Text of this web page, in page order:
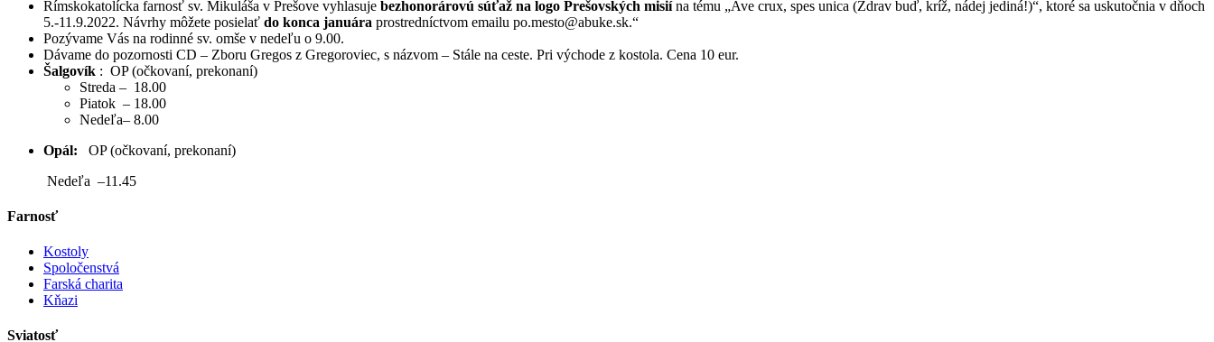
Rímskokatolícka farnosť sv. Mikuláša v Prešove vyhlasuje bezhonorárovú súťaž na logo Prešovských misiína tému „Ave crux, spes unica (Zdrav buď, kríž, nádej jediná!)“, ktoré sa uskutočnia v dňoch
5.-11.9.2022. Návrhy môžete posielať do konca januára prostredníctvom emailu po.mesto@abuke.sk.“
Pozývame Vás na rodinné sv. omše v nedeľu o 9.00.
Dávame do pozornosti CD – Zboru Gregos z Gregoroviec, s názvom – Stále na ceste. Pri východe z kostola. Cena 10 eur.
Šalgovík : OP (očkovaní, prekonaní)
Streda – 18.00
Piatok – 18.00
Nedeľa– 8.00
Opál: OP (očkovaní, prekonaní)
Nedeľa –11.45
Farnosť
Kostoly
Spoločenstvá
Farská charita
Kňazi
Sviatosť